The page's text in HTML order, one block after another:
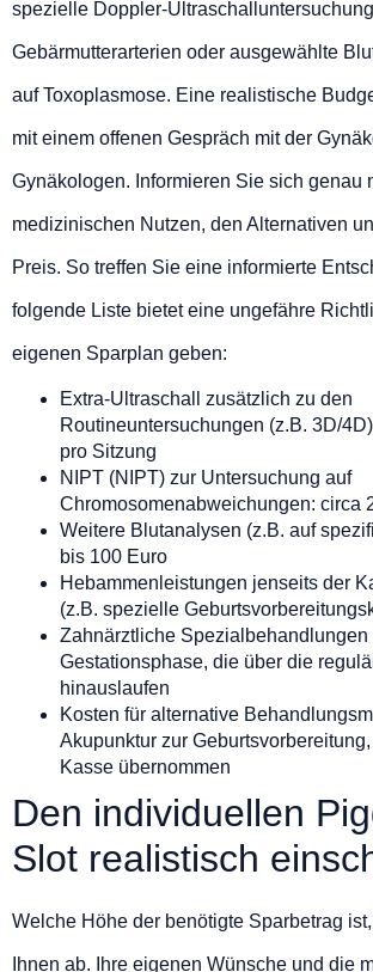
spezielle Doppler-
Gebärmutterarterien oder ausgewählte
auf Toxoplasmose. Eine realistische
mit einem offenen Gespräch mit der
Gynäkologen. Informieren Sie sich genau
medizinischen Nutzen, den Alternativen
Preis. So treffen Sie eine informierte
folgende Liste bietet eine ungefähre
eigenen Sparplan geben:
Extra-Ultraschall zusätzlich zu den
Routineuntersuchungen (z.B. 3D/
pro Sitzung
NIPT (NIPT) zur Untersuchung auf
Chromosomenabweichungen: circa
Weitere Blutanalysen (z.B. auf
bis 100 Euro
Hebammenleistungen jenseits der
(z.B. spezielle
Zahnärztliche Spezialbehandlungen
Gestationsphase, die über die
hinauslaufen
Kosten für alternative
Akupunktur zur
Kasse übernommen
Den individuellen
Slot realistisch
Welche Höhe der benötigte Sparbetrag
Ihnen ab. Ihre eigenen Wünsche und die